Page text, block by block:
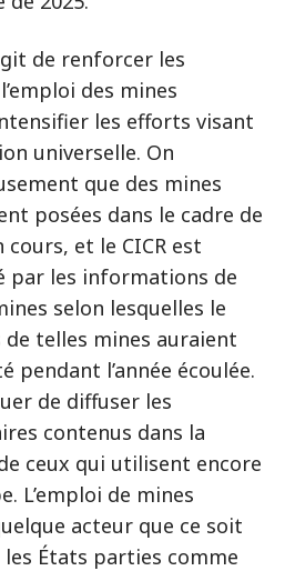
de renforcer les
des mines
les efforts visant
universelle. On
que des mines
posées dans le cadre de
et le CICR est
par les informations de
selon lesquelles le
telles mines auraient
l’année écoulée.
de diffuser les
contenus dans la
ceux qui utilisent encore
L’emploi de mines
acteur que ce soit
États parties comme